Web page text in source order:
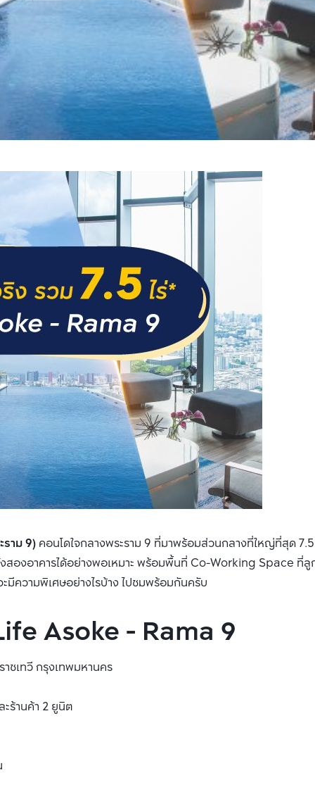
าม 9)คอนโดใจกลางพระราม 9 ที่มาพร้อมส่วนกลางที่ใหญ่ที่สุด 7.5
สองอาคารได้อย่างพอเหมาะ พร้อมพื้นที่ Co-Working Space ที่ลู
มีความพิเศษอย่างไรบ้าง ไปชมพร้อมกันครับ
Asoke - Rama 9
ชเทวี กรุงเทพมหานคร
ร้านค้า 2 ยูนิต